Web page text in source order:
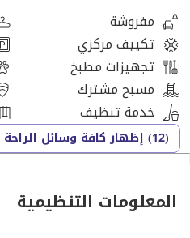
● وصول سهل إلى المطار
● بالقرب من طريق الإمارات
● قريب من شارع الشيخ زايد (E311)
● قريب من طريق الإمارات (E611)
● مجتمع مسور
● أمن على مدار الساعة
● غاز مركزي
● تكييف مركزي
● نظام منزل ذكي مع تطبيق
مفروشة
تكييف مركزي
تجهيزات مطبخ
مسبح مشترك
خدمة تنظيف
(12) إظهار كافة وسائل الراحة
المعلومات التنظيمية